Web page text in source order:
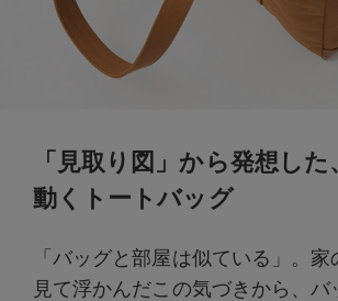
「見取り図」から発想し
動くトートバッグ
「バッグと部屋は似ている」。
見て浮かんだこの気づきから、バ